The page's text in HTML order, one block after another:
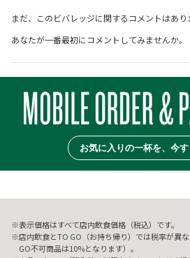
まだ、このビバレッジに関するコメントはあり
あなたが一番最初にコメントしてみませんか。
お気に入りの一杯を、今
表示価格はすべて店内飲食価格（税込）です。
店内飲食とTO GO（お持ち帰り）では税率が異
GO不可商品は10%となります）。